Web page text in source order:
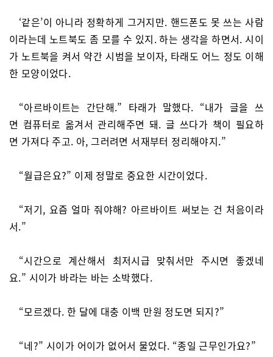
‘같은’이 아니라 정확하게 그거지만. 핸드폰도 못 쓰는 사람
이라는데 노트북도 좀 모를 수 있지. 하는 생각을 하면서. 시이
가 노트북을 켜서 약간 시범을 보이자, 타래도 어느 정도 이해
한 모양이었다.
“아르바이트는 간단해.” 타래가 말했다. “내가 글을 쓰
면 컴퓨터로 옮겨서 관리해주면 돼. 글 쓰다가 책이 필요하
면 가져다 주고. 아, 그러려면 서재부터 정리해야지.”
“월급은요?” 이제 정말로 중요한 시간이었다.
“저기, 요즘 얼마 줘야해? 아르바이트 써보는 건 처음이라
서.”
“시간으로 계산해서 최저시급 맞춰서만 주시면 좋겠네
요.” 시이가 바라는 바는 소박했다.
“모르겠다. 한 달에 대충 이백 만원 정도면 되지?”
“네?” 시이가 어이가 없어서 물었다. “종일 근무인가요?”